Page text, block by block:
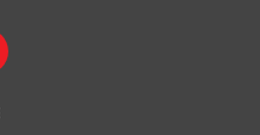
доста по-ниска от
материалите на
да е с подлакътници или без.